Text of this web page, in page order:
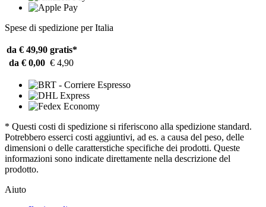
Spese di spedizione per Italia
da € 49,90 gratis*
da € 0,00 € 4,90
* Questi costi di spedizione si riferiscono alla spedizione standard.
Potrebbero esserci costi aggiuntivi, ad es. a causa del peso, delle
dimensioni o delle caratterstiche specifiche dei prodotti. Queste
informazioni sono indicate direttamente nella descrizione del
prodotto.
Aiuto